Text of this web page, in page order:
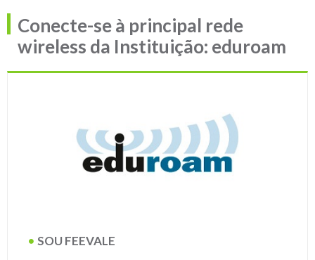
Conecte-se à principal rede
wireless da Instituição: eduroam
SOU FEEVALE